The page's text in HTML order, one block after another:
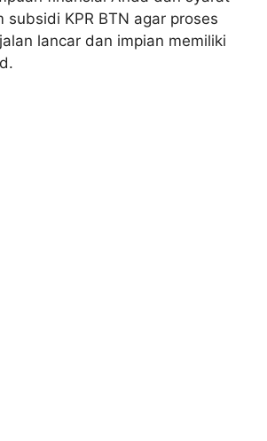
subsidi KPR BTN agar proses
lancar dan impian memiliki